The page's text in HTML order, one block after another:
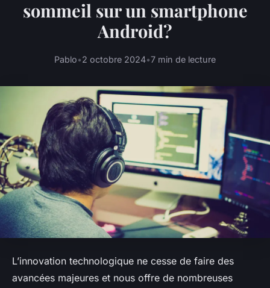
sommeil sur un smartphone
Android?
Pablo•2 octobre 2024•7 min de lecture
L’innovation technologique ne cesse de faire des
avancées majeures et nous offre de nombreuses